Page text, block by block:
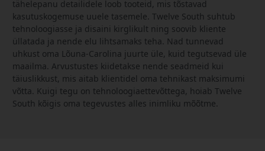
tähelepanu detailidele loob tooteid, mis tõstavad
kasutuskogemuse uuele tasemele. Twelve South suhtub
tehnoloogiasse ja disaini kirglikult ning soovib kliente
üllatada ja nende elu lihtsamaks teha. Nad tunnevad
uhkust oma Lõuna-Carolina juurte üle, kuid tegutsevad üle
maailma. Arvustustes kiidetakse nende seadmeid kui
täiuslikkust, mis aitab klientidel oma tehnikast maksimumi
võtta. Kuigi tegu on tehnoloogiaettevõttega, hoiab Twelve
South kõigis oma tegevustes alles inimliku mõõtme.